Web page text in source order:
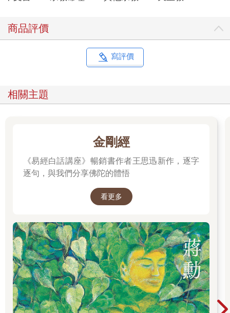
商品評價
寫評價
相關主題
金剛經
《易經白話講座》暢銷書作者王思迅新作，逐字
逐句，與我們分享佛陀的體悟
看更多